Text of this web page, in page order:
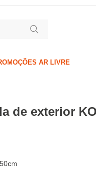
AR LIVRE
de exterior